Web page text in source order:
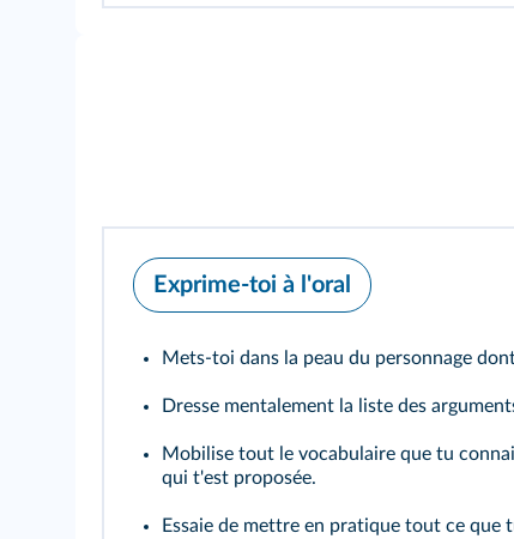
Exprime-toi à l'oral
Mets-toi dans la peau du personnage
Dresse mentalement la liste des
Mobilise tout le vocabulaire que tu
qui t'est proposée.
Essaie de mettre en pratique tout ce que